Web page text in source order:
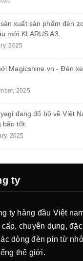
xuất sản phẩm đèn
mới KLARUS A3.
2025
Magicshine.vn - Đèn
2025
đang đổ bộ về Việt
bão tốt.
2025
ty
ty hàng đầu Việt
chuyên dụng,
dòng đèn pin từ
thế giới.